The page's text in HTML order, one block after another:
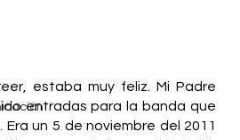
estaba muy feliz. Mi Padre
entradas para la banda que
un 5 de noviembre del 2011